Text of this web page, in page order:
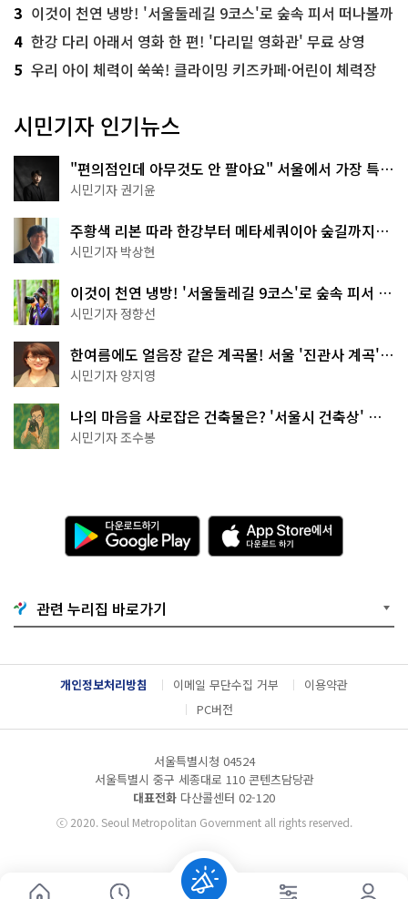
3 이것이 천연 냉방! '서울둘레길 9코스'로 숲속 피서 떠나볼까
4 한강 다리 아래서 영화 한 편! '다리밑 영화관' 무료 상영
5 우리 아이 체력이 쑥쑥! 클라이밍 키즈카페·어린이 체력장
시민기자 인기뉴스
"편의점인데 아무것도 안 팔아요" 서울에서 가장 특별
한 편의점의 정체
시민기자 권기윤
주황색 리본 따라 한강부터 메타세쿼이아 숲길까지…
서울둘레길 15코스
시민기자 박상현
이것이 천연 냉방! '서울둘레길 9코스'로 숲속 피서 떠
나볼까
시민기자 정향선
한여름에도 얼음장 같은 계곡물! 서울 '진관사 계곡'이
천국이네~
시민기자 양지영
나의 마음을 사로잡은 건축물은? '서울시 건축상' 수
상작 공개!
시민기자 조수봉
다
운
로
기
G
o
g
l
e
A
p
p
e
서
다
운
관련 누리집 바로가기
개인정보처리방침 이메일 무단수집 거부
이용약관
PC버전
서울특별시청 04524
서울특별시 중구 세종대로 110 콘텐츠담당관
대표전화 다산콜센터 02-120
ⓒ2020. Seoul Metropolitan Government all rights reserved.